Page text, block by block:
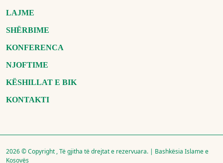
LAJME
SHËRBIME
KONFERENCA
NJOFTIME
KËSHILLAT E BIK
KONTAKTI
2026 © Copyright , Të gjitha të drejtat e rezervuara. | Bashkësia Islame e
Kosovës